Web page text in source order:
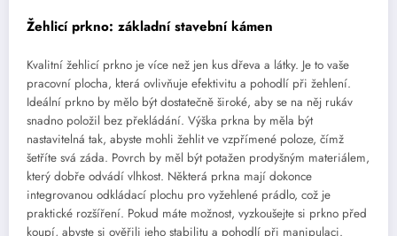
Žehlicí prkno: základní stavební kámen
Kvalitní žehlicí prkno je více než jen kus dřeva a látky. Je to vaše
pracovní plocha, která ovlivňuje efektivitu a pohodlí při žehlení.
Ideální prkno by mělo být dostatečně široké, aby se na něj rukáv
snadno položil bez překládání. Výška prkna by měla být
nastavitelná tak, abyste mohli žehlit ve vzpřímené poloze, čímž
šetříte svá záda. Povrch by měl být potažen prodyšným materiálem,
který dobře odvádí vlhkost. Některá prkna mají dokonce
integrovanou odkládací plochu pro vyžehlené prádlo, což je
praktické rozšíření. Pokud máte možnost, vyzkoušejte si prkno před
koupí, abyste si ověřili jeho stabilitu a pohodlí při manipulaci.